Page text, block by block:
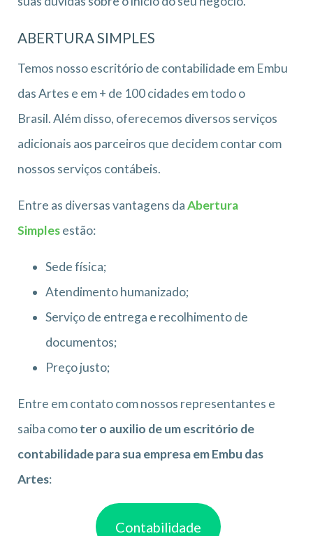
ABERTURA SIMPLES
Temos nosso escritório de contabilidade em Embu
das Artes e em + de 100 cidades em todo o
Brasil. Além disso, oferecemos diversos serviços
adicionais aos parceiros que decidem contar com
nossos serviços contábeis.
Entre as diversas vantagens daAbertura
Simplesestão:
Sede física;
Atendimento humanizado;
Serviço de entrega e recolhimento de
documentos;
Preço justo;
Entre em contato com nossos representantes e
saiba comoter o auxilio de um escritório de
contabilidade para sua empresa em Embu das
Artes:
Contabilidade